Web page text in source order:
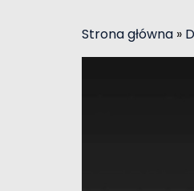
Strona główna »